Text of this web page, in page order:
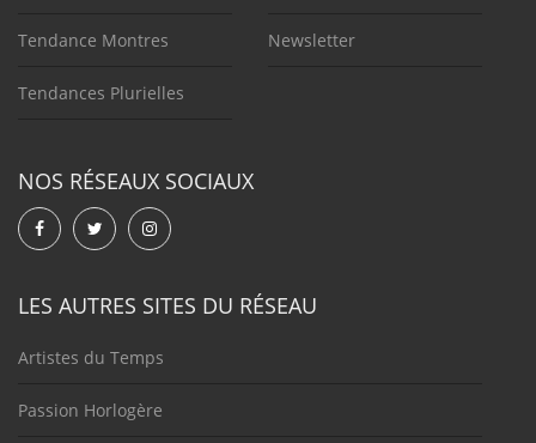
Tendance Montres
Tendances Plurielles
Newsletter
NOS RÉSEAUX SOCIAUX
LES AUTRES SITES DU RÉSEAU
Artistes du Temps
Passion Horlogère